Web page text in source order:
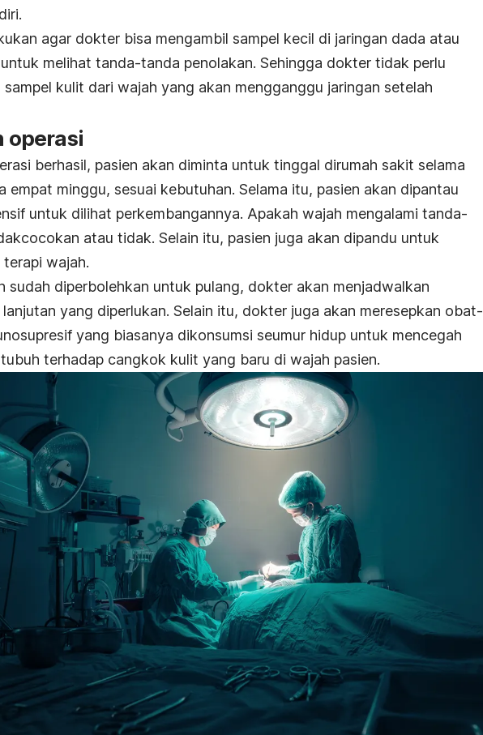
agar dokter bisa mengambil sampel kecil di jaringan dada atau
melihat tanda-tanda penolakan. Sehingga dokter tidak perlu
sampel kulit dari wajah yang akan mengganggu jaringan setelah
operasi
berhasil, pasien akan diminta untuk tinggal dirumah sakit selama
empat minggu, sesuai kebutuhan. Selama itu, pasien akan dipantau
untuk dilihat perkembangannya. Apakah wajah mengalami tanda-
atau tidak. Selain itu, pasien juga akan dipandu untuk
wajah.
sudah diperbolehkan untuk pulang, dokter akan menjadwalkan
yang diperlukan. Selain itu, dokter juga akan meresepkan obat-
yang biasanya dikonsumsi seumur hidup untuk mencegah
terhadap cangkok kulit yang baru di wajah pasien.